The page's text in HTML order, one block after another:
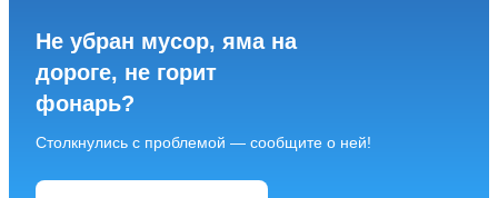
Не убран мусор, яма на
дороге, не горит
фонарь?
Столкнулись с проблемой — сообщите о ней!